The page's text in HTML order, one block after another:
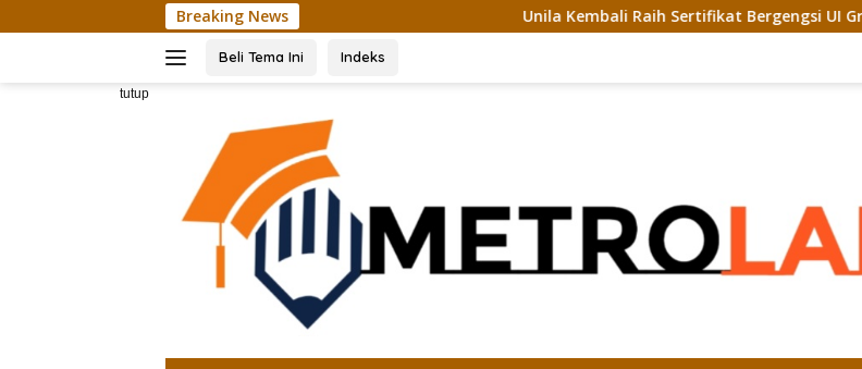
ke
Breaking News Unila Kembali Raih Sertifikat Bergengsi UI GreenMetric
Beli Tema Ini Indeks
tutup